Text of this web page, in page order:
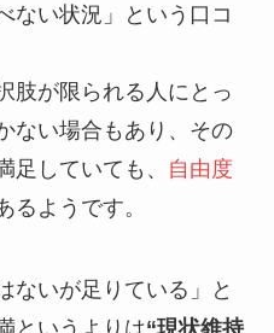
ない状況」という口コ
肢が限られる人にとっ
ない場合もあり、その
足していても、
自由度
るようです。
ないが足りている」と
というよりは“現状維持